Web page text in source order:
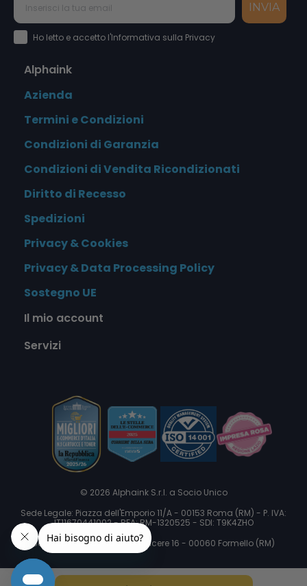
INVIA
Accettazione Privacy Policy
Ho letto e accetto l'Informativa sulla Privacy
Alphaink
Azienda
Termini e Condizioni
Condizioni di Garanzia
Condizioni di Vendita Ricondizionati
Diritto di Recesso
Spedizioni
Privacy & Cookies
Privacy & Data Processing Policy
Sostegno UE
Il mio account
Servizi
© 2026 Alphaink S.r.l. a Socio Unico
Sede Legale: Piazza dell'Emporio 11/A - 00153 Roma (RM) - P. IVA:
IT11670441002 - REA: RM-1320525 - SDI: T9K4ZHO
Sede Operativa: Via delle Macere 16 - 00060 Formello (RM)